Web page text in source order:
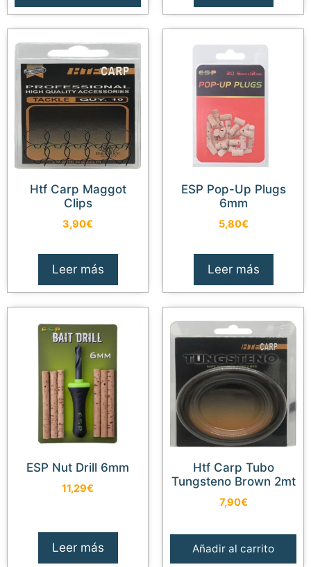
Htf Carp Maggot
Clips
3,90€
Leer más
ESP Pop-Up Plugs
6mm
5,80€
Leer más
ESP Nut Drill 6mm
11,29€
Leer más
Htf Carp Tubo
Tungsteno Brown 2mt
7,90€
Añadir al carrito